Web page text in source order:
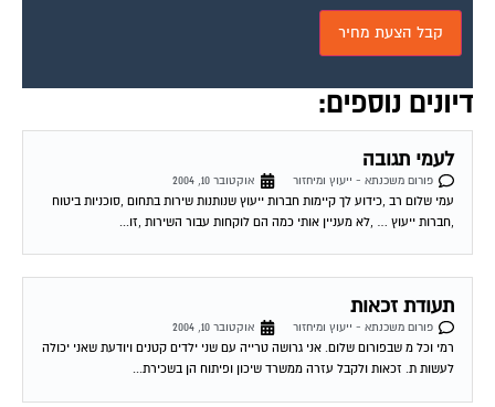
דיונים נוספים:
לעמי תגובה
פורום משכנתא - ייעוץ ומיחזור
אוקטובר 10, 2004
עמי שלום רב ,כידוע לך קיימות חברות ייעוץ שנותנות שירות בתחום ,סוכניות ביטוח
,חברות ייעוץ … ,לא מעניין אותי כמה הם לוקחות עבור השירות ,זו...
תעודת זכאות
פורום משכנתא - ייעוץ ומיחזור
אוקטובר 10, 2004
רמי וכל מ שבפורום שלום. אני גרושה טרייה עם שני ילדים קטנים ויודעת שאני יכולה
לעשות ת. זכאות ולקבל עזרה ממשרד שיכון ופיתוח הן בשכירת...